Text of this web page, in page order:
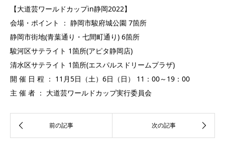
【大道芸ワールドカップin静岡2022】
会場・ポイント ： 静岡市駿府城公園 7箇所
静岡市街地(青葉通り・七間町通り) 6箇所
駿河区サテライト 1箇所(アピタ静岡店)
清水区サテライト 1箇所(エスパルスドリームプラザ)
開 催 日 程 ： 11月5日（土）6日（日） 11：00～19：00
主 催 者 ： 大道芸ワールドカップ実行委員会